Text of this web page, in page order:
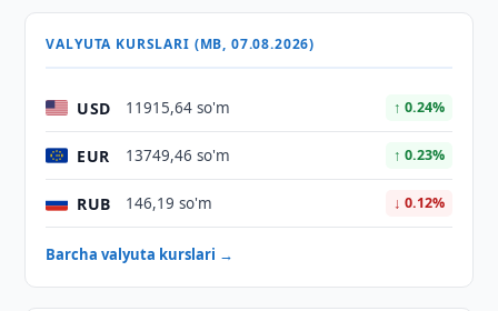
VALYUTA KURSLARI (MB, 07.08.2026)
USD 11915,64 so'm ↑ 0.24%
EUR 13749,46 so'm ↑ 0.23%
RUB 146,19 so'm ↓ 0.12%
Barcha valyuta kurslari →